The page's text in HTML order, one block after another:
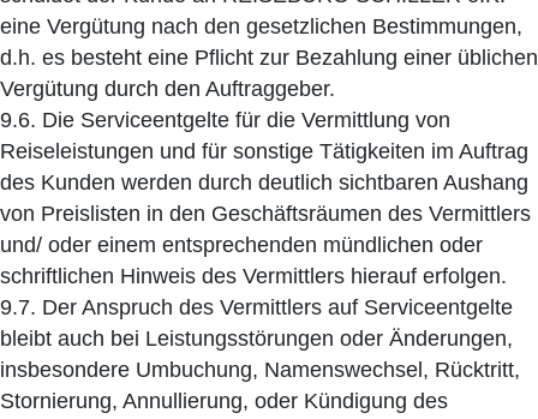
eine Vergütung nach den gesetzlichen Bestimmungen,
d.h. es besteht eine Pflicht zur Bezahlung einer üblichen
Vergütung durch den Auftraggeber.
9.6. Die Serviceentgelte für die Vermittlung von
Reiseleistungen und für sonstige Tätigkeiten im Auftrag
des Kunden werden durch deutlich sichtbaren Aushang
von Preislisten in den Geschäftsräumen des Vermittlers
und/ oder einem entsprechenden mündlichen oder
schriftlichen Hinweis des Vermittlers hierauf erfolgen.
9.7. Der Anspruch des Vermittlers auf Serviceentgelte
bleibt auch bei Leistungsstörungen oder Änderungen,
insbesondere Umbuchung, Namenswechsel, Rücktritt,
Stornierung, Annullierung, oder Kündigung des